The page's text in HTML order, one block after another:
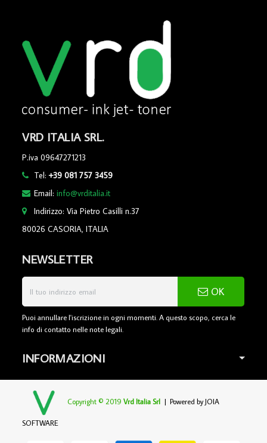
VRD ITALIA SRL.
P.iva 09647271213
Tel:+39 081 757 3459
Email:info@vrditalia.it
Indirizzo: Via Pietro Casilli n.37
80026 CASORIA, ITALIA
NEWSLETTER
OK
Puoi annullare l'iscrizione in ogni momenti. A questo scopo, cerca le
info di contatto nelle note legali.
INFORMAZIONI
Copyright © 2019Vrd Italia Srl | Powered byJOIA
SOFTWARE